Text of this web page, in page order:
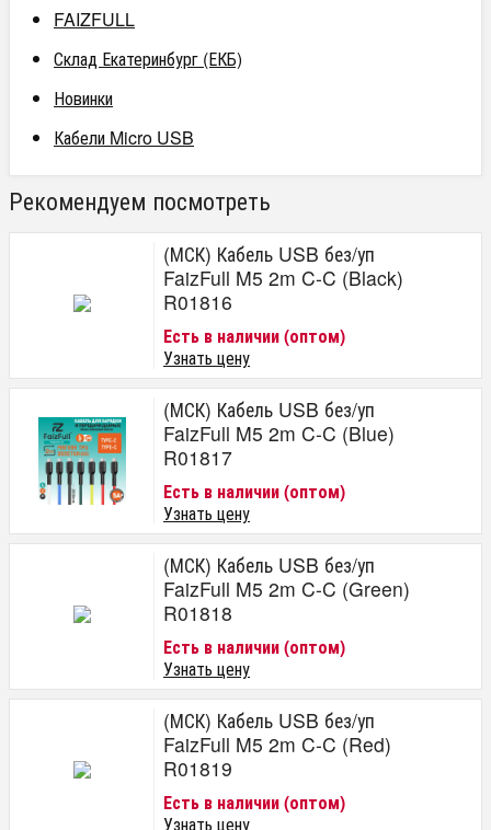
FAIZFULL
Склад Екатеринбург (ЕКБ)
Новинки
Кабели Micro USB
Рекомендуем посмотреть
(МСК) Кабель USB без/уп
FaizFull M5 2m C-C (Black)
R01816
Есть в наличии (оптом)
Узнать цену
(МСК) Кабель USB без/уп
FaizFull M5 2m C-C (Blue)
R01817
Есть в наличии (оптом)
Узнать цену
(МСК) Кабель USB без/уп
FaizFull M5 2m C-C (Green)
R01818
Есть в наличии (оптом)
Узнать цену
(МСК) Кабель USB без/уп
FaizFull M5 2m C-C (Red)
R01819
Есть в наличии (оптом)
Узнать цену